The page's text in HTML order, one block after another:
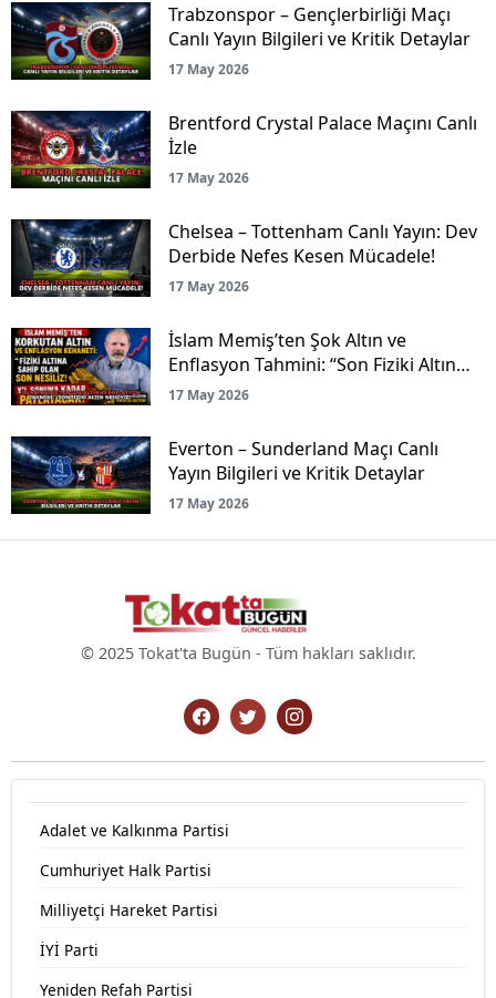
Trabzonspor – Gençlerbirliği Maçı
Canlı Yayın Bilgileri ve Kritik Detaylar
17 May 2026
Brentford Crystal Palace Maçını Canlı
İzle
17 May 2026
Chelsea – Tottenham Canlı Yayın: Dev
Derbide Nefes Kesen Mücadele!
17 May 2026
İslam Memiş’ten Şok Altın ve
Enflasyon Tahmini: “Son Fiziki Altın
Nesliyiz!”
17 May 2026
Everton – Sunderland Maçı Canlı
Yayın Bilgileri ve Kritik Detaylar
17 May 2026
© 2025 Tokat'ta Bugün - Tüm hakları saklıdır.
Adalet ve Kalkınma Partisi
Cumhuriyet Halk Partisi
Milliyetçi Hareket Partisi
İYİ Parti
Yeniden Refah Partisi